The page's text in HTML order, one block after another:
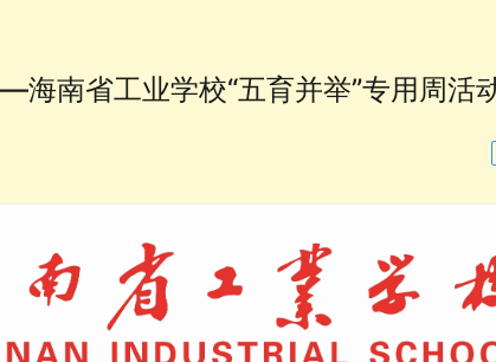
南省工业学校“五育并举”专用周活